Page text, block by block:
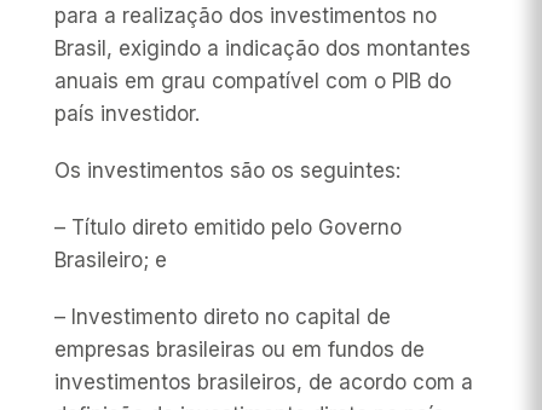
para a realização dos investimentos no
Brasil, exigindo a indicação dos montantes
anuais em grau compatível com o PIB do
país investidor.
Os investimentos são os seguintes:
– Título direto emitido pelo Governo
Brasileiro; e
– Investimento direto no capital de
empresas brasileiras ou em fundos de
investimentos brasileiros, de acordo com a